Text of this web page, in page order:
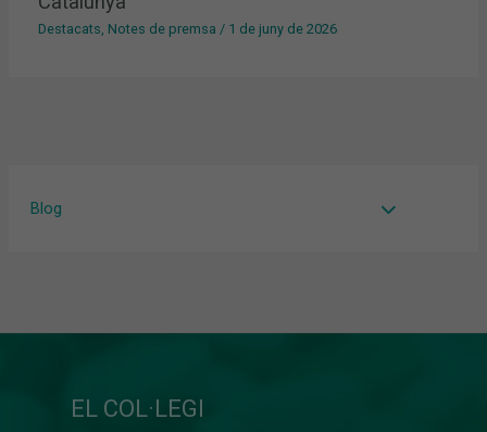
Blog
Destacats, Notes de premsa / 1 de juny de 2026
EL COL·LEGI